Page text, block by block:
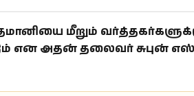
மீறும்
என அதன் தலைவர் சுபுன்